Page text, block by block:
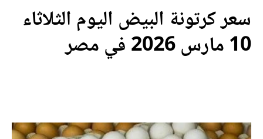
سعر كرتونة البيض اليوم الثلاثاء
10 مارس 2026 في مصر